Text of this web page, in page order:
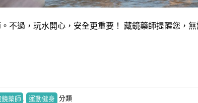
不過，玩水開心，安全更重要！ 藏鏡藥師提醒您，
鏡藥師 , 運動健身 分類